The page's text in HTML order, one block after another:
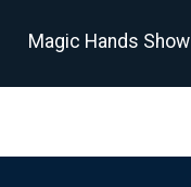
Magic Hands Show